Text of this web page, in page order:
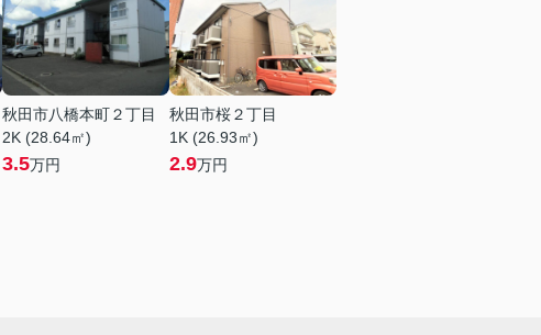
秋田市八橋本町２丁目
2K (28.64㎡)
3.5万円
秋田市桜２丁目
1K (26.93㎡)
2.9万円